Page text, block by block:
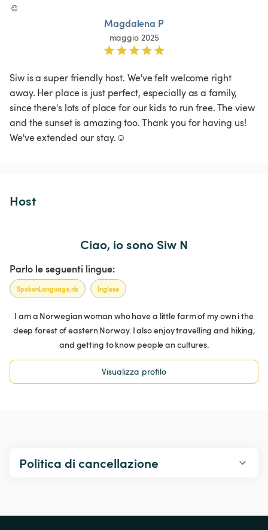
☺️
Magdalena P
maggio 2025
Siw is a super friendly host. We've felt welcome right
away. Her place is just perfect, especially as a family,
since there's lots of place for our kids to run free. The view
and the sunset is amazing too. Thank you for having us!
We've extended our stay.☺️
Host
Ciao, io sono Siw N
Parlo le seguenti lingue:
SpokenLanguage.nb Inglese
I am a Norwegian woman who have a little farm of my own i the
deep forest of eastern Norway. I also enjoy travelling and hiking,
and getting to know people an cultures.
Visualizza profilo
Politica di cancellazione